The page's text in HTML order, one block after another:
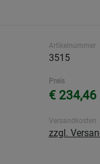
Artikelnummer
3515
Preis
€ 234,46
Versandkosten
zzgl.